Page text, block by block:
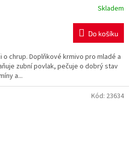
Skladem
Do košíku
chrup. Doplňkové krmivo pro mladé a
zubní povlak, pečuje o dobrý stav
a...
Kód: 23634